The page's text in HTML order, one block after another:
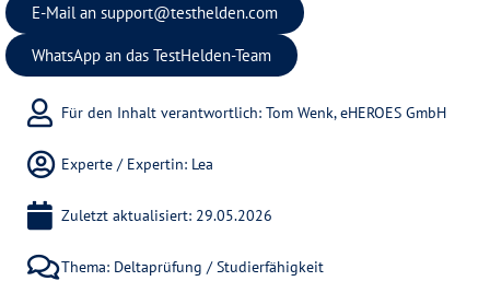
E-Mail an support@testhelden.com
WhatsApp an das TestHelden-Team
Für den Inhalt verantwortlich: Tom Wenk, eHEROES GmbH
Experte / Expertin: Lea
Zuletzt aktualisiert: 29.05.2026
Thema: Deltaprüfung / Studierfähigkeit